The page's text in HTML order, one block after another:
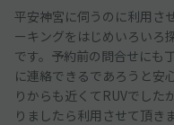
平安神宮に伺うのに利用さ
ーキングをはじめいろいろ
です。予約前の問合せにも
に連絡できるであろうと安
りからも近くてRUVでした
りましたら利用させて頂き